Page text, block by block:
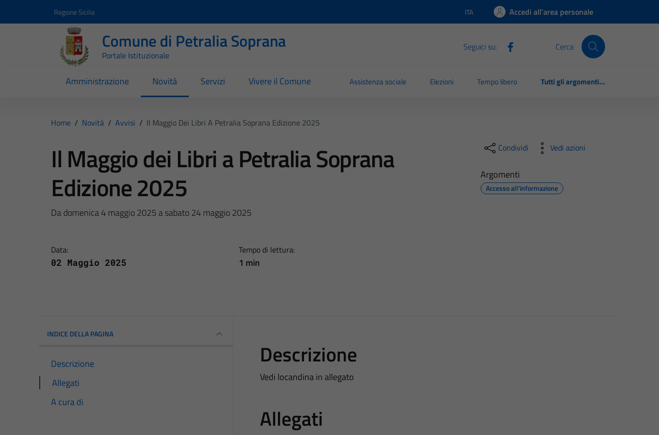
Regione Sicilia Lingua attiva:
ITA Accedi all'area personale
Comune di Petralia Soprana
Portale Istituzionale
Seguici su: Cerca
Amministrazione Novità Servizi Vivere il Comune Assistenza sociale Elezioni Tempo libero Tutti gli argomenti...
Home / Novità / Avvisi / Il Maggio Dei Libri A Petralia Soprana Edizione 2025
Il Maggio dei Libri a Petralia Soprana
Edizione 2025
Da domenica 4 maggio 2025 a sabato 24 maggio 2025
Data:
02 Maggio 2025
Tempo di lettura:
1 min
Condividi Vedi azioni
Argomenti
Accesso all'informazione
INDICE DELLA PAGINA
Descrizione
Allegati
A cura di
Descrizione
Vedi locandina in allegato
Allegati